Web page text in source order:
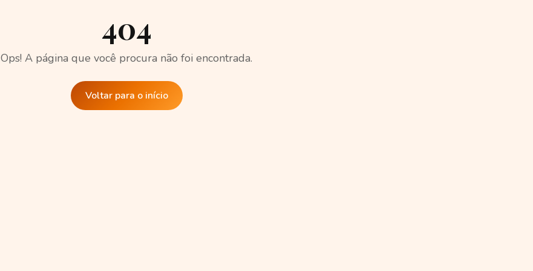
404
Ops! A página que você procura não foi encontrada.
Voltar para o início